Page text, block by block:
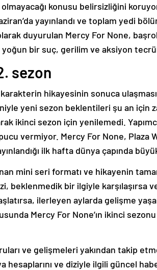
konusu belirsizliğini
yayınlandı ve toplam yedi
duyurulan Mercy For None,
bir suç, gerilim ve aksiyon
sezon
hikayesinin sonuca
yeni sezon beklentileri şu an için
ikinci sezon için yenilemedi.
vermiyor. Mercy For None, Plaza
ilk hafta dünya çapında
mini seri formatı ve hikayenin
beklenmedik bir ilgiyle karşılaşırsa
ilerleyen aylarda gelişme
Mercy For None’ın ikinci
ve gelişmeleri yakından takip
hesaplarını ve diziyle ilgili güncel